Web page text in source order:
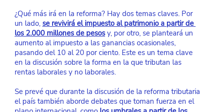
¿Qué más irá en la reforma? Hay dos temas claves. Por
un lado, se revivirá el impuesto al patrimonio a partir de
los 2.000 millones de pesos y, por otro, se planteará un
aumento al impuesto a las ganancias ocasionales,
pasando del 10 al 20 por ciento. Este es un tema clave
en la discusión sobre la forma en la que tributan las
rentas laborales y no laborales.
Se prevé que durante la discusión de la reforma tributaria
el país también aborde debates que toman fuerza en el